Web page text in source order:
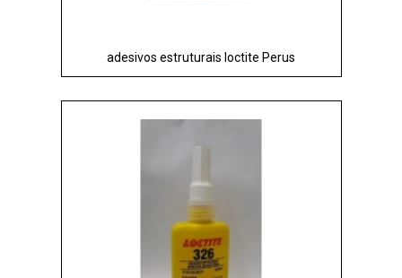
adesivos estruturais loctite Perus